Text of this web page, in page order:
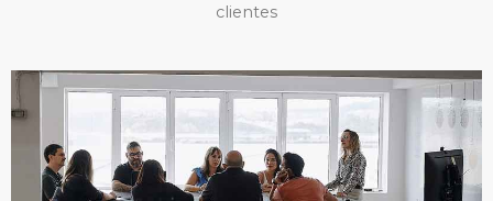
clientes